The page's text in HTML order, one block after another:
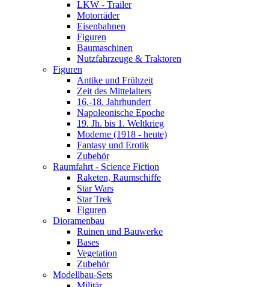
LKW - Trailer
Motorräder
Eisenbahnen
Figuren
Baumaschinen
Nutzfahrzeuge & Traktoren
Figuren
Antike und Frühzeit
Zeit des Mittelalters
16.-18. Jahrhundert
Napoleonische Epoche
19. Jh. bis 1. Weltkrieg
Moderne (1918 - heute)
Fantasy und Erotik
Zubehör
Raumfahrt - Science Fiction
Raketen, Raumschiffe
Star Wars
Star Trek
Figuren
Dioramenbau
Ruinen und Bauwerke
Bases
Vegetation
Zubehör
Modellbau-Sets